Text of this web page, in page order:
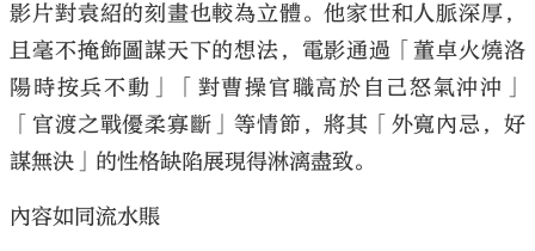
影片對袁紹的刻畫也較為立體。他家世和人脈深厚，
且毫不掩飾圖謀天下的想法，電影通過「董卓火燒洛
陽時按兵不動」「對曹操官職高於自己怒氣沖沖」
「官渡之戰優柔寡斷」等情節，將其「外寬內忌，好
謀無決」的性格缺陷展現得淋漓盡致。
內容如同流水賬